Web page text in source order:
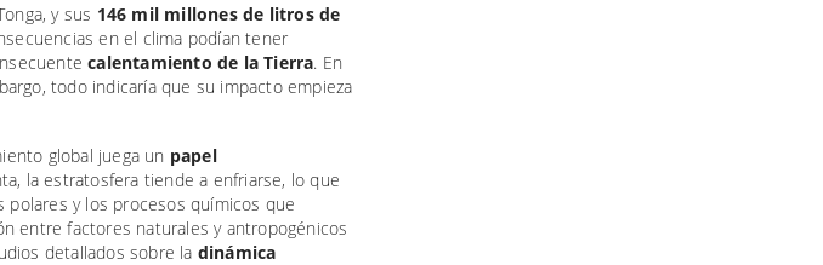
y sus 146 mil millones de litros de
en el clima podían tener
calentamiento de la Tierra. En
todo indicaría que su impacto empieza
global juega un papel
la estratosfera tiende a enfriarse, lo que
y los procesos químicos que
entre factores naturales y antropogénicos
detallados sobre la dinámica